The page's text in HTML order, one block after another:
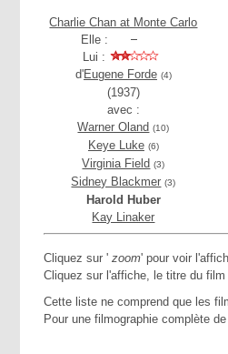
Charlie Chan at Monte Carlo
Elle :
Lui :
d'Eugene Forde (4)
(1937)
avec :
Warner Oland (10)
Keye Luke (6)
Virginia Field (3)
Sidney Blackmer (3)
Harold Huber
Kay Linaker
Cliquez sur ' zoom' pour voir
Cliquez sur l'affiche, le titre du
Cette liste ne comprend que les
Pour une filmographie complète de